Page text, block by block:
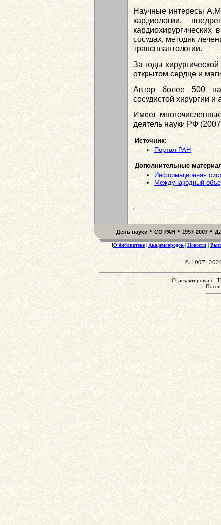
Научные интересы
кардиологии,
сосудах, методик
трансплантологии.
За годы
открытом сердце и
Автор более 500
сосудистой хирургии и
Имеет
деятель науки РФ
Источник:
Портал РАН
Дополнительные
Информационная
Международный
День науки • СО РАН • 1957-2007 •
[О библиотеке| Академгородок | Новости |
©
Отредактировано: